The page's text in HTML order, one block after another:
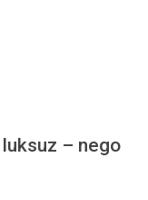
– nego